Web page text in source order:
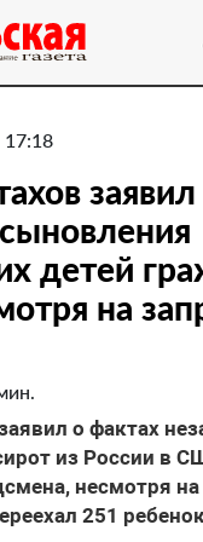
17:18
детей
на
о фактах
из России в
несмотря на
251